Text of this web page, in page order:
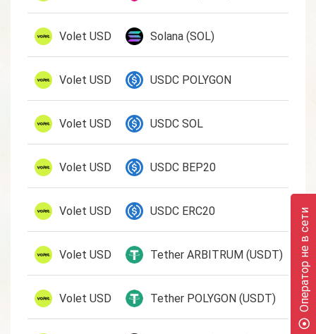
Оператор не в сети
Volet USD Solana (SOL)
Volet USD USDC POLYGON
Volet USD USDC SOL
Volet USD USDC BEP20
Volet USD USDC ERC20 1
Volet USD Tether ARBITRUM (USDT) 1
Volet USD Tether POLYGON (USDT) 1